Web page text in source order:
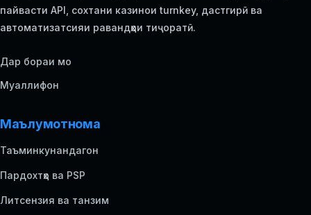
пайвасти API, сохтани казинои turnkey, дастгирӣ ва
автоматизатсияи равандҳои тиҷоратӣ.
Дар бораи мо
Муаллифон
Маълумотнома
Таъминкунандагон
Пардохтҳо ва PSP
Литсензия ва танзим